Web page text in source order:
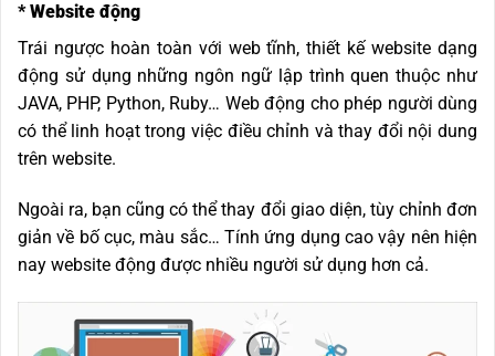
* Website động
Trái ngược hoàn toàn với web tĩnh, thiết kế website dạng
động sử dụng những ngôn ngữ lập trình quen thuộc như
JAVA, PHP, Python, Ruby… Web động cho phép người dùng
có thể linh hoạt trong việc điều chỉnh và thay đổi nội dung
trên website.
Ngoài ra, bạn cũng có thể thay đổi giao diện, tùy chỉnh đơn
giản về bố cục, màu sắc… Tính ứng dụng cao vậy nên hiện
nay website động được nhiều người sử dụng hơn cả.